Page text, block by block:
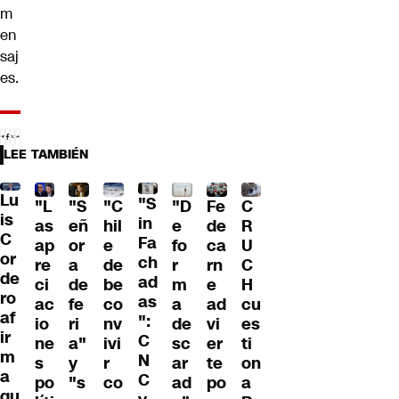
m
en
saj
es.
LEE TAMBIÉN
Lu
is
C
or
de
ro
af
ir
m
a
"L
as
ap
re
ci
ac
io
ne
s
po
"S
eñ
or
a
de
fe
ri
a"
y
"s
"C
hil
e
de
be
co
nv
ivi
r
co
"S
in
Fa
ch
ad
as
":
C
N
C
"D
e
fo
r
m
a
de
sc
ar
ad
Fe
de
ca
rn
e
ad
vi
er
te
po
C
R
U
C
H
cu
es
ti
on
a